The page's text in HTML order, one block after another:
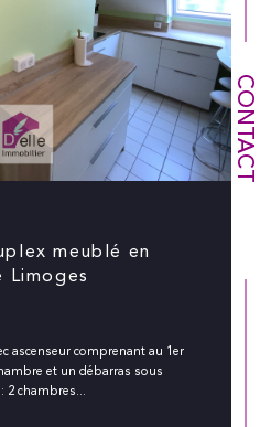
CONTACT
meublé en
Limoges
ascenseur comprenant au 1er
et un débarras sous
2 chambres...